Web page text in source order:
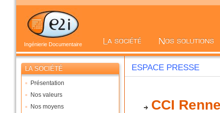
Ingénierie Documentaire
LA SOCIÉTÉ
Présentation
Nos valeurs
Nos moyens
ESPACE PRESSE
CCI